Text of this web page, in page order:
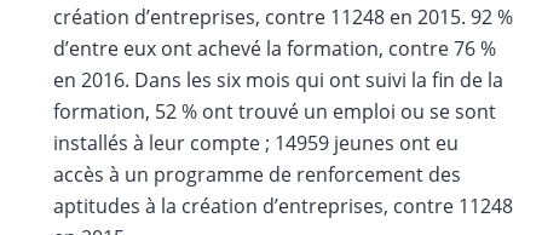
création d’entreprises, contre 11248 en 2015. 92 %
d’entre eux ont achevé la formation, contre 76 %
en 2016. Dans les six mois qui ont suivi la fin de la
formation, 52 % ont trouvé un emploi ou se sont
installés à leur compte ; 14959 jeunes ont eu
accès à un programme de renforcement des
aptitudes à la création d’entreprises, contre 11248